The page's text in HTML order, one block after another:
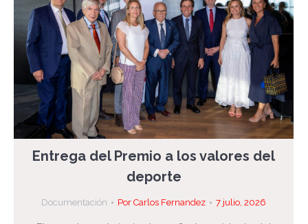
Entrega del Premio a los valores del
deporte
Documentación Por Carlos Fernandez 7 julio, 2026